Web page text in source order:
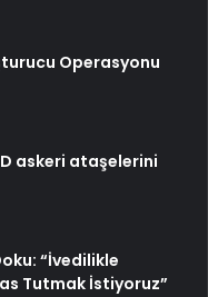
Operasyonu
askeri ataşelerini
“İvedilikle
Tutmak İstiyoruz”